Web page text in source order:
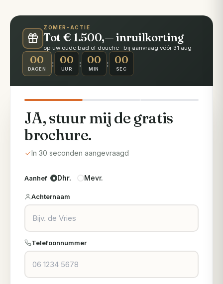
ZOMER-ACTIE
Tot € 1.500,— inruilkorting
op uw oude bad of douche · bij aanvraag vóór 31 aug
00
DAGEN
: 00
UUR
: 00
MIN
: 00
SEC
JA, stuur mij de gratis
brochure.
In 30 seconden aangevraagd
Aanhef Dhr. Mevr.
Achternaam
Telefoonnummer